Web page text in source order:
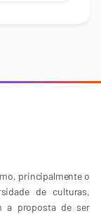
principalmente o
de culturas,
a proposta de ser